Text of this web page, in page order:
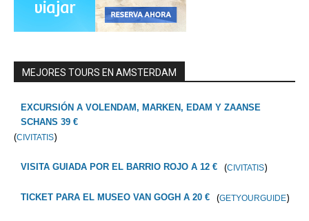
MEJORES TOURS EN AMSTERDAM
EXCURSIÓN A VOLENDAM, MARKEN, EDAM Y ZAANSE
SCHANS 39 €
(CIVITATIS)
VISITA GUIADA POR EL BARRIO ROJO A 12 € (CIVITATIS)
TICKET PARA EL MUSEO VAN GOGH A 20 € (GETYOURGUIDE)